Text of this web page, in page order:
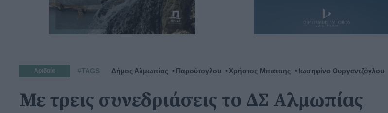
Αριδαία #TAGS Δήμος Αλμωπίας Παρούτογλου Χρήστος Μπατσης Ιωσηφίνα Ουργαντζόγλου
Με τρεις συνεδριάσεις το ΔΣ Αλμωπίας